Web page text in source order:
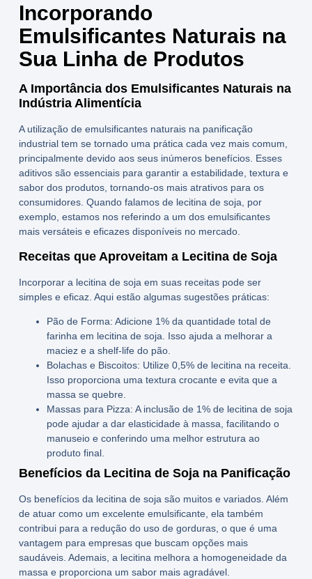
Incorporando
Emulsificantes Naturais na
Sua Linha de Produtos
A Importância dos Emulsificantes Naturais na
Indústria Alimentícia
A utilização de emulsificantes naturaisna panificação
industrial tem se tornado uma prática cada vez mais comum,
principalmente devido aos seus inúmeros benefícios. Esses
aditivos são essenciais para garantir a estabilidade, textura e
sabor dos produtos, tornando-os mais atrativos para os
consumidores. Quando falamos de lecitina de soja, por
exemplo, estamos nos referindo a um dos emulsificantes
mais versáteis e eficazes disponíveis no mercado.
Receitas que Aproveitam a Lecitina de Soja
Incorporar a lecitina de soja em suas receitas pode ser
simples e eficaz. Aqui estão algumas sugestões práticas:
Pão de Forma: Adicione 1% da quantidade total de
farinha em lecitina de soja. Isso ajuda a melhorar a
maciez e a shelf-life do pão.
Bolachas e Biscoitos: Utilize 0,5% de lecitina na receita.
Isso proporciona uma textura crocante e evita que a
massa se quebre.
Massas para Pizza: A inclusão de 1% de lecitina de soja
pode ajudar a dar elasticidade à massa, facilitando o
manuseio e conferindo uma melhor estrutura ao
produto final.
Benefícios da Lecitina de Soja na Panificação
Os benefícios da lecitina de sojasão muitos e variados. Além
de atuar como um excelente emulsificante, ela também
contribui para a redução do uso de gorduras, o que é uma
vantagem para empresas que buscam opções mais
saudáveis. Ademais, a lecitina melhora a homogeneidade da
massa e proporciona um sabor mais agradável.